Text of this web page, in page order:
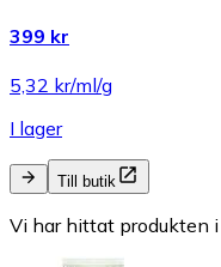
399 kr
5,32 kr/ml/g
I lager
Till butik
Vi har hittat produkten